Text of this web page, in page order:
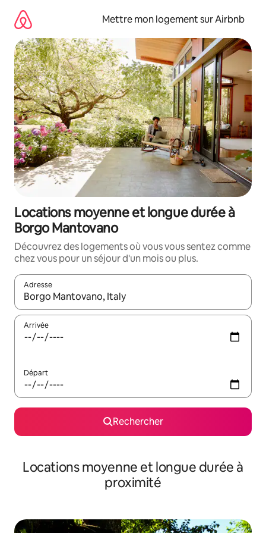
directement
contenu
Mettre mon logement sur Airbnb
Locations moyenne et longue durée à
Borgo Mantovano
Découvrez des logements où vous vous sentez comme
chez vous pour un séjour d'un mois ou plus.
Adresse
Lorsque les résultats s'affichent, utilisez les flèches vers le
Arrivée
Départ
Rechercher
Locations moyenne et longue durée à
proximité